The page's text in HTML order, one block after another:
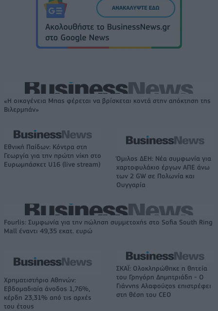
«Η οικογένεια Μπας φέρεται να βρίσκεται κοντά στην απόκτηση της
Βιλερμπάν»
Εθνική Παίδων: Κόντρα στη
Γεωργία για την πρώτη νίκη στο
Ευρωμπάσκετ U16 (live stream)
Όμιλος ΔΕΗ: Νέα συμφωνία για
χαρτοφυλάκιο έργων ΑΠΕ άνω
των 2 GW σε Πολωνία και
Ουγγαρία
Fourlis: Συμφωνία για την πώληση συμμετοχής στο Sofia South Ring
Mall έναντι 49,35 εκατ. ευρώ
Χρηματιστήριο Αθηνών:
Εβδομαδιαία άνοδος 1,76%,
κέρδη 23,31% από τις αρχές
του έτους
ΣΚΑΪ: Ολοκληρώθηκε η θητεία
του Γρηγόρη Δημητριάδη - Ο
Γιάννης Αλαφούζος επιστρέφει
στη θέση του CEO